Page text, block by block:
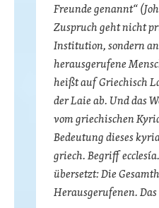
Freunde genannt“
Zuspruch geht nicht
Institution, sondern
herausgerufene
heißt auf Griechisch
der Laie ab. Und das
vom griechischen
Bedeutung dieses
griech. Begriff
übersetzt: Die
Herausgerufenen. Das